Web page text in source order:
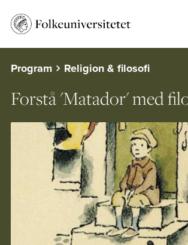
Program Religion & filosofi
Forstå 'Matador' med